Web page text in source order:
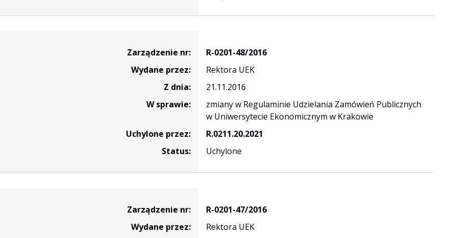
Zarządzenie nr:
R-0201-48/2016
Wydane przez:
Rektora UEK
Z dnia:
21.11.2016
W sprawie:
zmiany w Regulaminie Udzielania Zamówień Publicznych
w Uniwersytecie Ekonomicznym w Krakowie
Uchylone przez:
R.0211.20.2021
Status:
Uchylone
Zarządzenie nr:
R-0201-47/2016
Wydane przez:
Rektora UEK